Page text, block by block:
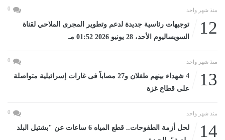
منذ شهر واحد 0
12
توجيهات رئاسية جديدة لدعم وتطوير المجرى الملاحي لقناة
السويساليوم الأحد، 28 يونيو 2026 01:52 مـ
منذ شهر واحد 0
13
4 شهداء بينهم طفلان و27 مصاباً فى غارات إسرائيلية متواصلة
على قطاع غزة
منذ شهر واحد 0
14
لحل أزمة الطفوحات.. قطع المياه 6 ساعات عن "بشتيل البلد